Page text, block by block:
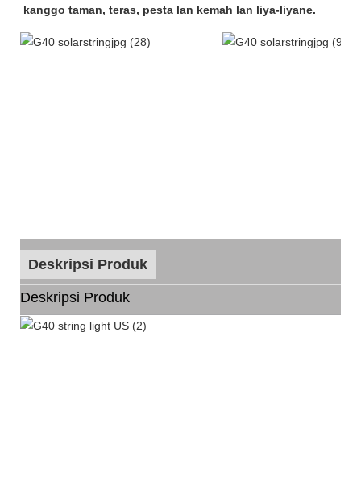
kanggo taman, teras, pesta lan kemah lan liya-liyane.
Deskripsi Produk
Deskripsi Produk